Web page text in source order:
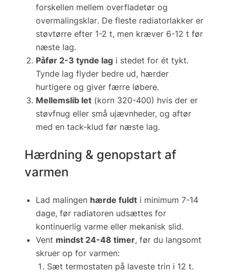
forskellen mellem overfladetør og
overmalingsklar. De fleste radiatorlakker er
støvtørre efter 1-2 t, men kræver 6-12 t før
næste lag.
Påfør 2-3 tynde lag i stedet for ét tykt.
Tynde lag flyder bedre ud, hærder
hurtigere og giver færre løbere.
Mellemslib let (korn 320-400) hvis der er
støvfnug eller små ujævnheder, og aftør
med en tack-klud før næste lag.
Hærdning & genopstart af
varmen
Lad malingen hærde fuldt i minimum 7-14
dage, før radiatoren udsættes for
kontinuerlig varme eller mekanisk slid.
Vent mindst 24-48 timer, før du langsomt
skruer op for varmen:
Sæt termostaten på laveste trin i 12 t.